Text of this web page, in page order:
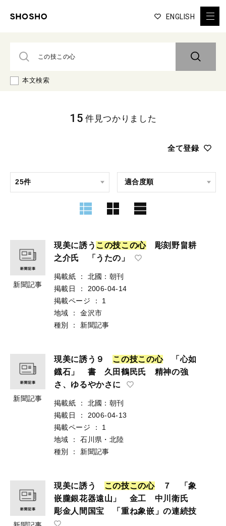
ENGLISH
本文検索
全て登録
15 件見つかりました
新聞記事
現美に誘う こ の技こ の心 彫刻野畠耕
之介氏 「うたの」
掲載紙 ：
北國：朝刊
掲載日
：
2006-04-14
掲載ページ
：
1
地域
：
金沢市
種別
： 新聞記事
新聞記事
現美に誘う９ この技この心「心如
鐡石」 書 久田鶴民氏 精神の強
さ、ゆるやかさに
掲載紙 ：
北國：朝刊
掲載日
：
2006-04-13
掲載ページ
：
1
地域
：
石川県・北陸
種別
： 新聞記事
現美に誘う この技この心７ 「象
嵌朧銀花器遠山」 金工 中川衛氏
彫金人間国宝 「重ね象嵌」の連続技